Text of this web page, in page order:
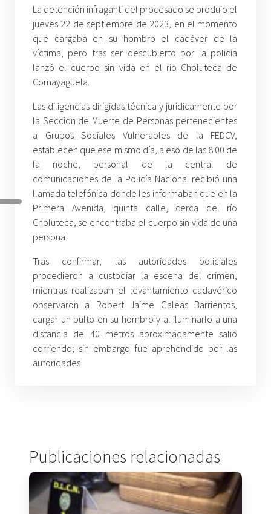
La detención infraganti del procesado se produjo el
jueves 22 de septiembre de 2023, en el momento
que cargaba en su hombro el cadáver de la
víctima, pero tras ser descubierto por la policía
lanzó el cuerpo sin vida en el río Choluteca de
Comayagüela.
Las diligencias dirigidas técnica y jurídicamente por
la Sección de Muerte de Personas pertenecientes
a Grupos Sociales Vulnerables de la FEDCV,
establecen que ese mismo día, a eso de las 8:00 de
la noche, personal de la central de
comunicaciones de la Policía Nacional recibió una
llamada telefónica donde les informaban que en la
Primera Avenida, quinta calle, cerca del río
Choluteca, se encontraba el cuerpo sin vida de una
persona.
Tras confirmar, las autoridades policiales
procedieron a custodiar la escena del crimen,
mientras realizaban el levantamiento cadavérico
observaron a Robert Jaime Galeas Barrientos,
cargar un bulto en su hombro y al iluminarlo a una
distancia de 40 metros aproximadamente salió
corriendo; sin embargo fue aprehendido por las
autoridades.
Publicaciones relacionadas